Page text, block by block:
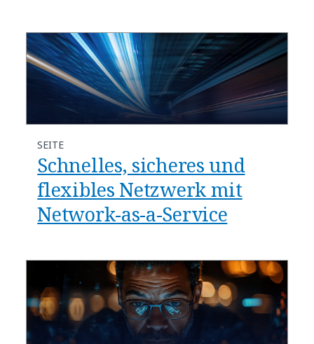
SEITE
Schnelles, sicheres und
flexibles Netzwerk mit
Network-as-a-Service